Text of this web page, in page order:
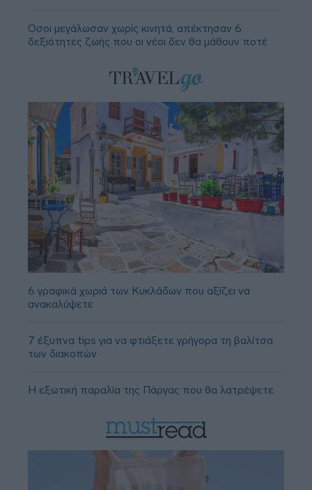
Όσοι μεγάλωσαν χωρίς κινητά, απέκτησαν 6
δεξιότητες ζωής που οι νέοι δεν θα μάθουν ποτέ
6 γραφικά χωριά των Κυκλάδων που αξίζει να
ανακαλύψετε
7 έξυπνα tips για να φτιάξετε γρήγορα τη βαλίτσα
των διακοπών
Η εξωτική παραλία της Πάργας που θα λατρέψετε